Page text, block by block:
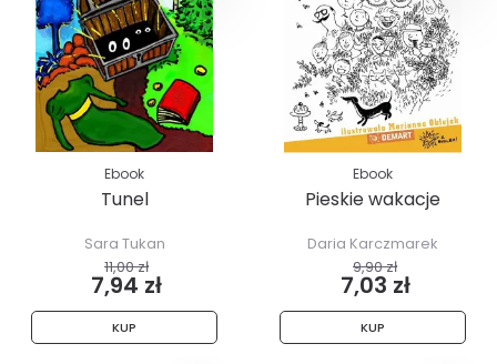
Ebook
Tunel
Sara Tukan
11,00 zł
7,94 zł
KUP
Ebook
Pieskie wakacje
Daria Karczmarek
9,90 zł
7,03 zł
KUP